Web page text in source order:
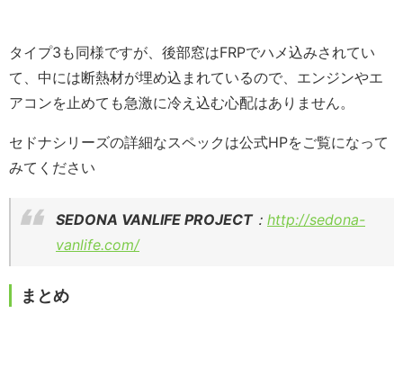
タイプ3も同様ですが、後部窓はFRPでハメ込みされてい
て、中には断熱材が埋め込まれているので、エンジンやエ
アコンを止めても急激に冷え込む心配はありません。
セドナシリーズの詳細なスペックは公式HPをご覧になって
みてください
SEDONA VANLIFE PROJECT： http://sedona-
vanlife.com/
まとめ